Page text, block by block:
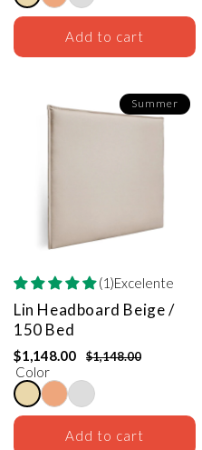
Add to cart
Summer
(1)Excelente
Lin Headboard Beige /
150 Bed
$1,148.00 $1,148.00
Color
Add to cart